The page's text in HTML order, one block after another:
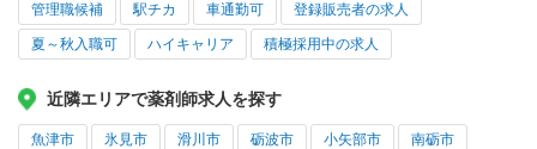
管理職候補 駅チカ 車通勤可 登録販売者の求人
夏～秋入職可 ハイキャリア 積極採用中の求人
近隣エリアで薬剤師求人を探す
魚津市 氷見市 滑川市 砺波市 小矢部市 南砺市